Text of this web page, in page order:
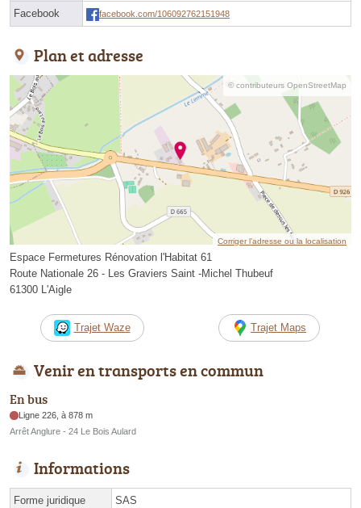
Facebook facebook.com/106092762151948
Plan et adresse
© contributeurs OpenStreetMap
Corriger l’adresse ou la localisation
Espace Fermetures Rénovation l'Habitat 61
Route Nationale 26 - Les Graviers Saint -Michel Thubeuf
61300 L'Aigle
Trajet Waze Trajet Maps
Venir en transports en commun
En bus
Ligne 226, à 878 m
Arrêt Anglure - 24 Le Bois Aulard
Informations
Forme juridique SAS